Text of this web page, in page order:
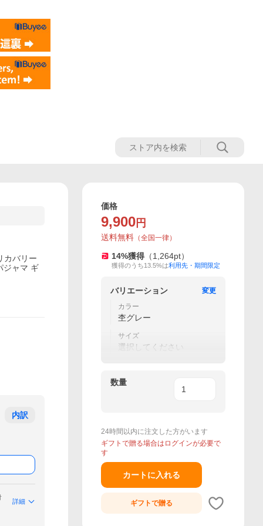
カバリー
ジャマ ギ
内訳
詳細
価格
9,900 円
送料無料 （全国一律）
14%獲得 （1,264pt）
獲得のうち13.5%は利用先・期間限定
バリエーション
変更
カラー
杢グレー
サイズ
選択してください
数量
24時間以内に注文した方がいます
ギフトで贈る場合はログインが必要で
す
カートに入れる
ギフトで贈る